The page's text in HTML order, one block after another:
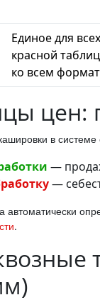
Единое для
красной
ко всем
цен:
в системе
—
—
автоматически
.